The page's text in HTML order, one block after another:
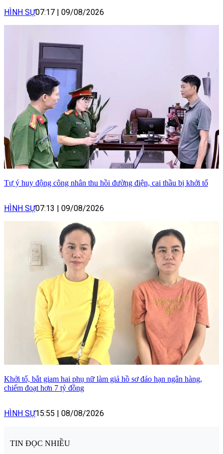
HÌNH SỰ07:17 | 09/08/2026
Tự ý huy động công nhân thu hồi đường điện, cai thầu bị khởi tố
HÌNH SỰ07:13 | 09/08/2026
Khởi tố, bắt giam hai phụ nữ làm giả hồ sơ đáo hạn ngân hàng,
chiếm đoạt hơn 7 tỷ đồng
HÌNH SỰ15:55 | 08/08/2026
TIN ĐỌC NHIỀU